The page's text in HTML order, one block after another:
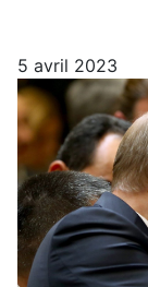
5 avril 2023